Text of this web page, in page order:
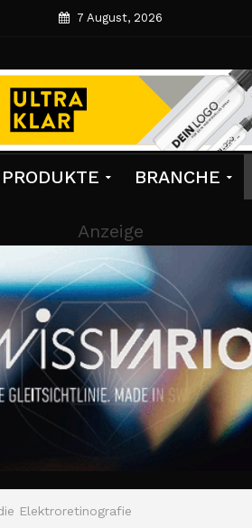
7 August, 2026
PRODUKTE BRANCHE
Anzeige
Elektroretinografie